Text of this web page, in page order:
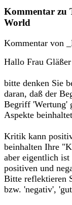
Kommentar zu
World
Kommentar von
Hallo Frau
bitte denken Sie
daran, daß der
Begriff 'Wertung'
Aspekte
Kritik kann
beinhalten Ihre
aber eigentlich
positiven und
Bitte reflektieren
bzw. 'negativ',